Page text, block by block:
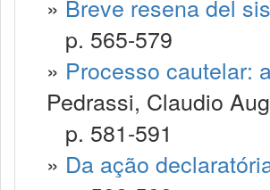
» Breve resena del
p. 565-579
» Processo cautelar:
Pedrassi, Claudio
p. 581-591
» Da ação